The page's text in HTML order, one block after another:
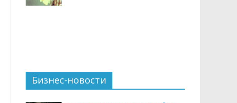
Бизнес-новости